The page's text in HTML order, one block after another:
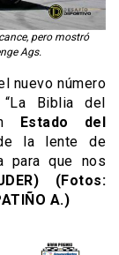
pero mostró
Ags.
nuevo número
“La Biblia del
Estado del
la lente de
para que nos
(Fotos:
A.)